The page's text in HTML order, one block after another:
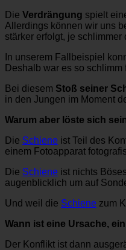
Die Verdrängung spielt
Allerdings können wir uns
stärker erfolgt, je schlimmer
In unserem Fallbeispiel
Deshalb war es so
Bei diesem Stoß seiner
in den Jungen im Moment
Warum aber löste sich
Die Schiene ist Teil des
einem Fotoapparat
Die Schiene ist nichts
augenblicklich um auf
Und weil die Schiene zum
Wann ist eine Ursache,
Der Konflikt ist dann